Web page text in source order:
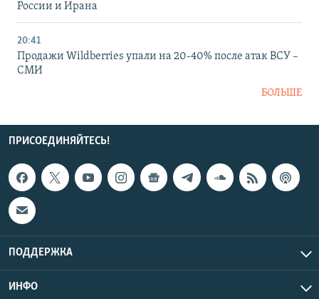
России и Ирана
20:41
Продажи Wildberries упали на 20-40% после атак ВСУ –
СМИ
БОЛЬШЕ
ПРИСОЕДИНЯЙТЕСЬ!
ПОДДЕРЖКА
ИНФО